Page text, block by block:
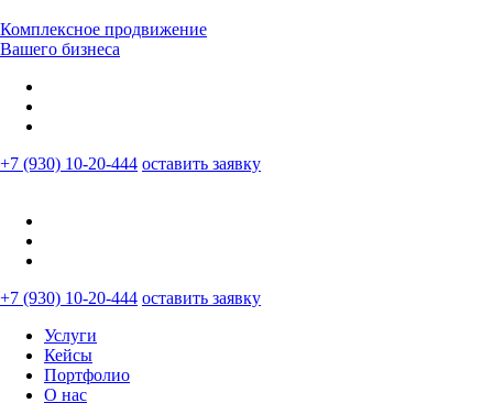
Комплексное продвижение
Вашего бизнеса
+7 (930) 10-20-444 оставить заявку
+7 (930) 10-20-444 оставить заявку
Услуги
Кейсы
Портфолио
О нас